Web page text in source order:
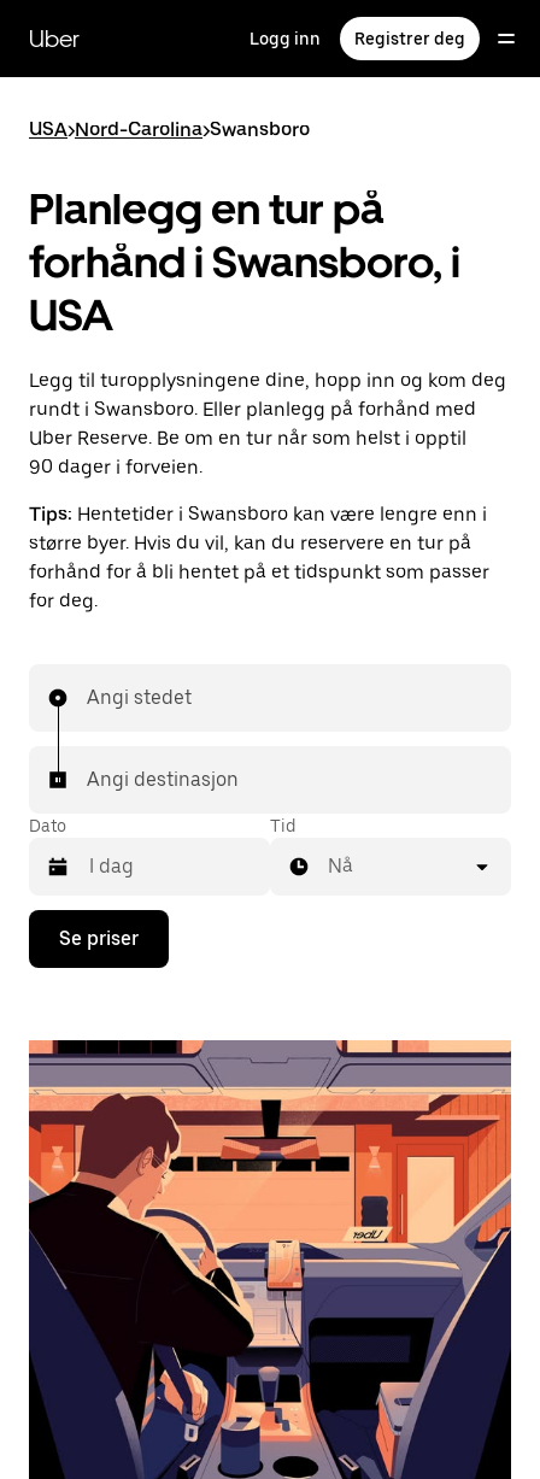
hovedinnholdet
Uber Logg inn Registrer deg
USA>Nord-Carolina>Swansboro
Planlegg en tur på
forhånd i Swansboro, i
USA
Legg til turopplysningene dine, hopp inn og kom deg
rundt i Swansboro. Eller planlegg på forhånd med
Uber Reserve. Be om en tur når som helst i opptil
90 dager i forveien.
Tips: Hentetider i Swansboro kan være lengre enn i
større byer. Hvis du vil, kan du reservere en tur på
forhånd for å bli hentet på et tidspunkt som passer
for deg.
Angi stedet
Angi destinasjon
Dato
Trykk
piltast
åpne
og
velge
dato.
Trykk
på
Esc-
knappen
kalenderen.
Tid
Nå
Se priser